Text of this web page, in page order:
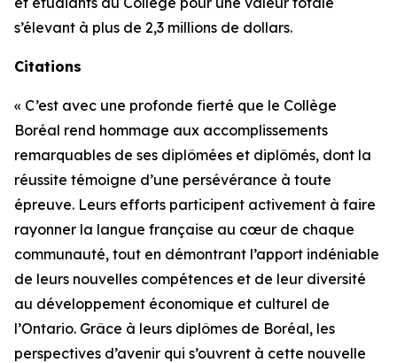
s’élevant à plus de 2,3 millions de dollars.
Citations
« C’est avec une profonde fierté que le Collège
Boréal rend hommage aux accomplissements
remarquables de ses diplômées et diplômés, dont la
réussite témoigne d’une persévérance à toute
épreuve. Leurs efforts participent activement à faire
rayonner la langue française au cœur de chaque
communauté, tout en démontrant l’apport indéniable
de leurs nouvelles compétences et de leur diversité
au développement économique et culturel de
l’Ontario. Grâce à leurs diplômes de Boréal, les
perspectives d’avenir qui s’ouvrent à cette nouvelle